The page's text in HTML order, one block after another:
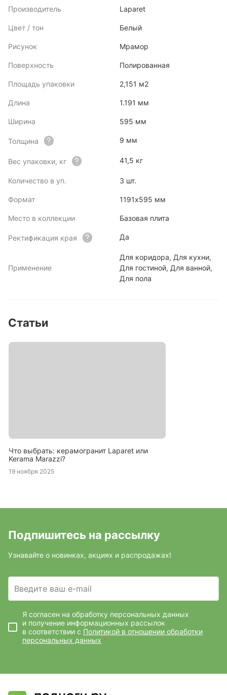
Производитель Laparet
Цвет / тон Белый
Рисунок Мрамор
Поверхность Полированная
Площадь упаковки 2,151 м2
Длина 1.191 мм
Ширина 595 мм
Толщина 9 мм
Вес упаковки, кг 41,5 кг
Количество в уп. 3 шт.
Формат 1191х595 мм
Место в коллекции Базовая плита
Ректификация края Да
Применение
Для коридора, Для кухни,
Для гостиной, Для ванной,
Для пола
Статьи
Что выбрать: керамогранит Laparet или
Kerama Marazzi?
19 ноября 2025
Подпишитесь на рассылку
Узнавайте о новинках, акциях и распродажах!
Введите ваш e-mail
Я согласен на обработку персональных данных
и получение информационных рассылок
в соответствии с Политикой в отношении обработки
персональных данных *